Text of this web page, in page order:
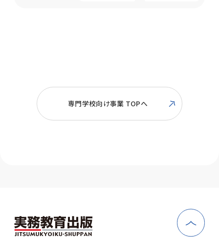
WEB版 SPI模擬試験（全2回）
大学生・短大
生・
専門学校生
できます
模擬試験・テスト
専門学校向け事業 TOPへ